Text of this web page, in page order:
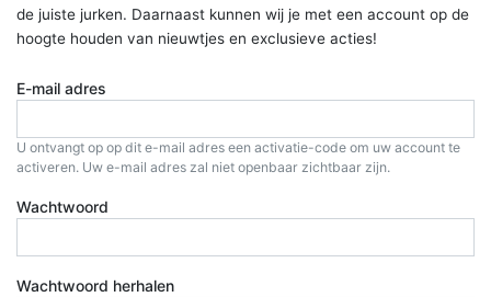
de juiste jurken. Daarnaast kunnen wij je met een account op de
hoogte houden van nieuwtjes en exclusieve acties!
E-mail adres
U ontvangt op op dit e-mail adres een activatie-code om uw account te
activeren. Uw e-mail adres zal niet openbaar zichtbaar zijn.
Wachtwoord
Wachtwoord herhalen